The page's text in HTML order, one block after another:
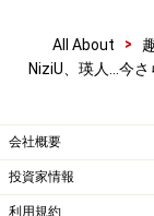
そして韓国の音
ーミュージック
All About >
NiziU、瑛人…今
会社概要
投資家情報
利用規約